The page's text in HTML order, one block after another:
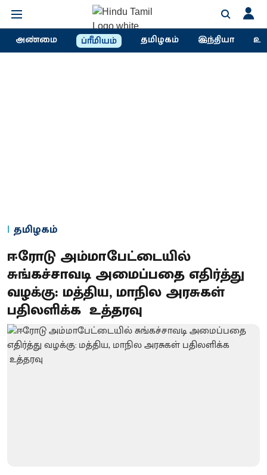
அண்மை ப்ரீமியம் தமிழகம் இந்தியா
தமிழகம்
ஈரோடு அம்மாபேட்டையில்
சுங்கச்சாவடி அமைப்பதை எதிர்த்து
வழக்கு: மத்திய, மாநில அரசுகள்
பதிலளிக்க உத்தரவு